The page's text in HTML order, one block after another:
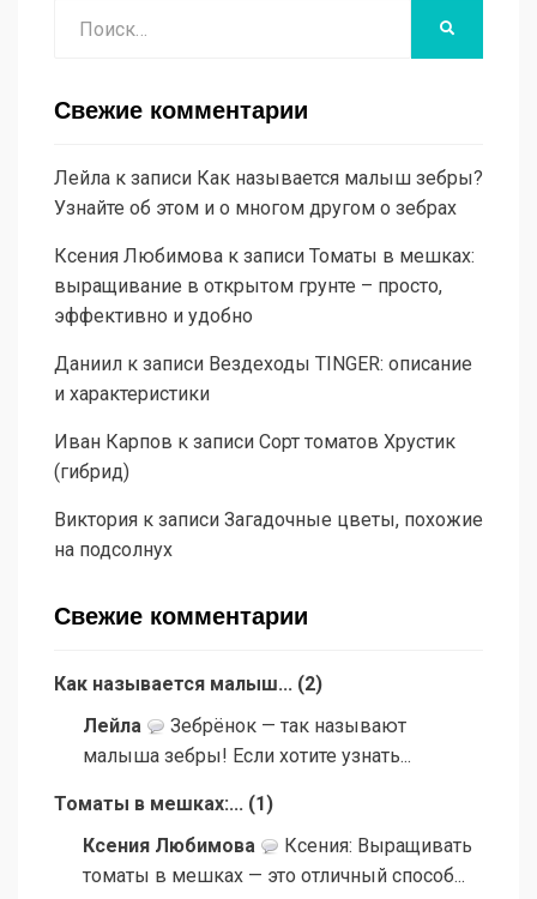
Свежие комментарии
Лейла к записи Как называется малыш зебры?
Узнайте об этом и о многом другом о зебрах
Ксения Любимова к записи Томаты в мешках:
выращивание в открытом грунте – просто,
эффективно и удобно
Даниил к записи Вездеходы TINGER: описание
и характеристики
Иван Карпов к записи Сорт томатов Хрустик
(гибрид)
Виктория к записи Загадочные цветы, похожие
на подсолнух
Свежие комментарии
Как называется малыш... (2)
Лейла
Зебрёнок — так называют
малыша зебры! Если хотите узнать...
Томаты в мешках:... (1 )
Ксения Любимова
Ксения: Выращивать
томаты в мешках — это отличный способ...